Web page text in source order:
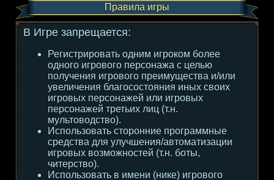
Правила игры
В Игре запрещается:
Регистрировать одним игроком более
одного игрового персонажа с целью
получения игрового преимущества и/или
увеличения благосостояния иных своих
игровых персонажей или игровых
персонажей третьих лиц (т.н.
мультоводство).
Использовать сторонние программные
средства для улучшения/автоматизации
игровых возможностей (т.н. боты,
читерство).
Использовать в имени (нике) игрового